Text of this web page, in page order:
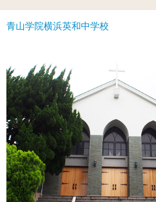
青山学院横浜英和中学校